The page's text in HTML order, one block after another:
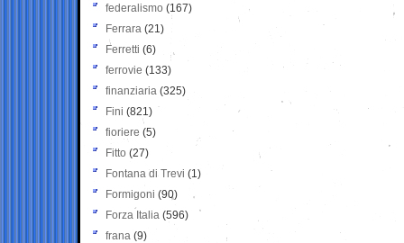
federalismo (167)
Ferrara (21)
Ferretti (6)
ferrovie (133)
finanziaria (325)
Fini (821)
fioriere (5)
Fitto (27)
Fontana di Trevi (1)
Formigoni (90)
Forza Italia (596)
frana (9)